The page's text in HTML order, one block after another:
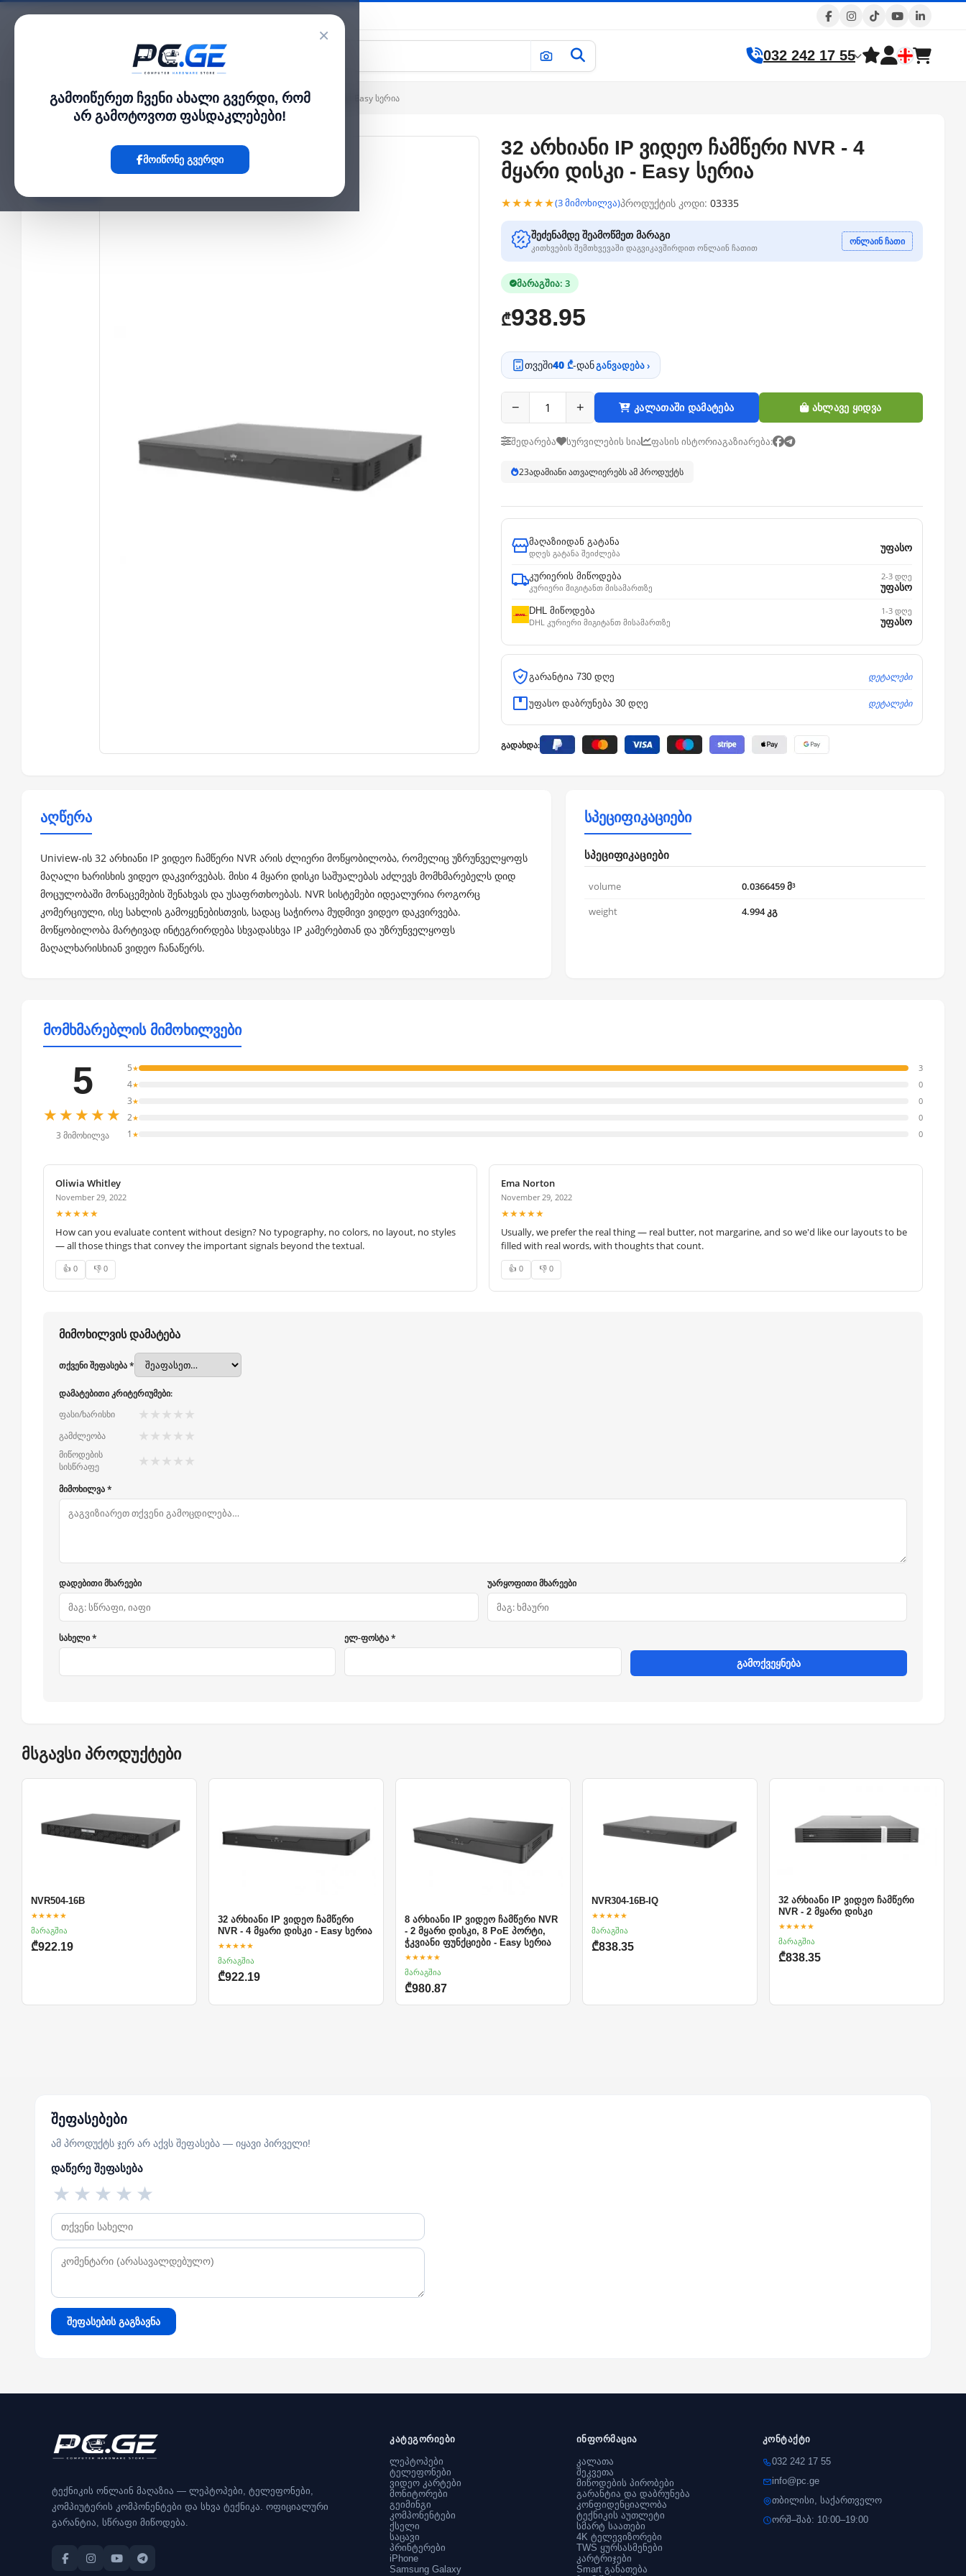
×
გამოიწერეთ ჩვენი ახალი გვერდი, რომ
არ გამოტოვოთ ფასდაკლებები!
მოიწონე გვერდი
კატალოგი 032 242 17 55
მთავარი›NVR / DVR სისტემები›32 არხიანი IP ვიდეო ჩამწერი NVR - 4 მყარი დისკი - Easy სერია
32 არხიანი IP ვიდეო ჩამწერი NVR - 4
მყარი დისკი - Easy სერია
★★★★★(3 მიმოხილვა)პროდუქტის კოდი: 03335
შეძენამდე შეამოწმეთ მარაგი
კითხვების შემთხვევაში დაგვიკავშირდით ონლაინ ჩათით
ონლაინ ჩათი
მარაგშია: 3
₾938.95
თვეში40 ₾-დანგანვადება ›
− + კალათაში დამატება ახლავე ყიდვა
შედარება სურვილების სია ფასის ისტორიაგაზიარება:
24ადამიანი ათვალიერებს ამ პროდუქტს
მაღაზიიდან გატანა
დღეს გატანა შეიძლება
უფასო
კურიერის მიწოდება
კურიერი მიგიტანთ მისამართზე
2-3 დღე
უფასო
DHL მიწოდება
DHL კურიერი მიგიტანთ მისამართზე
1-3 დღე
უფასო
გარანტია 730 დღე დეტალები
უფასო დაბრუნება 30 დღე დეტალები
გადახდა:
აღწერა
Uniview-ის 32 არხიანი IP ვიდეო ჩამწერი NVR არის ძლიერი მოწყობილობა, რომელიც უზრუნველყოფს
მაღალი ხარისხის ვიდეო დაკვირვებას. მისი 4 მყარი დისკი საშუალებას აძლევს მომხმარებელს დიდ
მოცულობაში მონაცემების შენახვას და უსაფრთხოებას. NVR სისტემები იდეალურია როგორც
კომერციული, ისე სახლის გამოყენებისთვის, სადაც საჭიროა მუდმივი ვიდეო დაკვირვება.
მოწყობილობა მარტივად ინტეგრირდება სხვადასხვა IP კამერებთან და უზრუნველყოფს
მაღალხარისხიან ვიდეო ჩანაწერს.
სპეციფიკაციები
სპეციფიკაციები
volume
0.0366459 მ³
weight
4.994 კგ
მომხმარებლის მიმოხილვები
5
★★★★★
3 მიმოხილვა
5★ 3
4★ 0
3★ 0
2★ 0
1 ★ 0
Oliwia Whitley
November 29, 2022
★★★★★
How can you evaluate content without design? No typography, no colors, no layout, no styles
— all those things that convey the important signals beyond the textual.
👍 0 👎 0
Ema Norton
November 29, 2022
★★★★★
Usually, we prefer the real thing — real butter, not margarine, and so we'd like our layouts to be
filled with real words, with thoughts that count.
👍 0 👎 0
მიმოხილვის დამატება
თქვენი შეფასება *
დამატებითი კრიტერიუმები:
ფასი/ხარისხი
★ ★ ★ ★ ★
გამძლეობა ★ ★ ★ ★ ★
მიწოდების
სისწრაფე
★ ★ ★ ★ ★
მიმოხილვა *
დადებითი მხარეები უარყოფითი მხარეები
სახელი * ელ-ფოსტა *
გამოქვეყნება
მსგავსი პროდუქტები
NVR504-16B
★★★★★
მარაგშია
₾922.19
32 არხიანი IP ვიდეო ჩამწერი
NVR - 4 მყარი დისკი - Easy სერია
★★★★★
მარაგშია
₾922.19
8 არხიანი IP ვიდეო ჩამწერი NVR
- 2 მყარი დისკი, 8 PoE პორტი,
ჭკვიანი ფუნქციები - Easy სერია
★★★★★
მარაგშია
₾980.87
NVR304-16B-IQ
★★★★★
მარაგშია
₾838.35
32 არხიანი IP ვიდეო ჩამწერი
NVR - 2 მყარი დისკი
★★★★★
მარაგშია
₾838.35
შეფასებები
ამ პროდუქტს ჯერ არ აქვს შეფასება — იყავი პირველი!
დაწერე შეფასება
★
★
★
★
★
შეფასების გაგზავნა
ტექნიკის ონლაინ მაღაზია — ლეპტოპები, ტელეფონები,
კომპიუტერის კომპონენტები და სხვა ტექნიკა. ოფიციალური
გარანტია, სწრაფი მიწოდება.
კატეგორიები
ლეპტოპები
ტელეფონები
ვიდეო კარტები
მონიტორები
გეიმინგი
კომპონენტები
ქსელი
საცავი
პრინტერები
iPhone
Samsung Galaxy
ინფორმაცია
კალათა
შეკვეთა
მიწოდების პირობები
გარანტია და დაბრუნება
კონფიდენციალობა
ტექნიკის აუთლეტი
სმარტ საათები
4K ტელევიზორები
TWS ყურსასმენები
კარტრიჯები
Smart განათება
კონტაქტი
032 242 17 55
info@pc.ge
თბილისი, საქართველო
ორშ–შაბ: 10:00–19:00